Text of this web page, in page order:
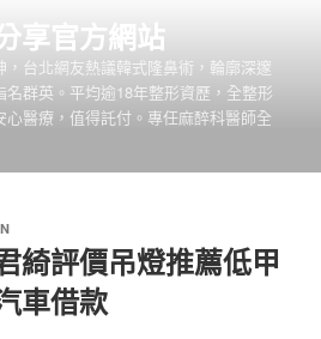
享官方網站
台北網友熱議韓式隆鼻術，輪廓深邃
群英。平均逾18年整形資歷，全整形
醫療，值得託付。專任麻醉科醫師全
綺評價吊燈推薦低甲
車借款